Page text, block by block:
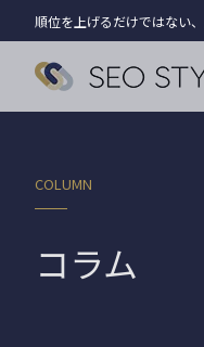
順位を上げるだけではない
COLUMN
コラム